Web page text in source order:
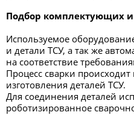
Подбор комплектующих и
Используемое
и детали ТСУ, а так же
на соответствие
Процесс сварки
изготовления деталей ТСУ.
Для соединения деталей
роботизированное